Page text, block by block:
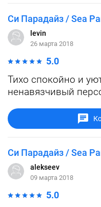
Си Парадайз / Sea
levin
26 марта 2018
5.0
Тихо спокойно и
ненавязчивый
Си Парадайз / Sea
alekseev
09 марта 2018
5.0